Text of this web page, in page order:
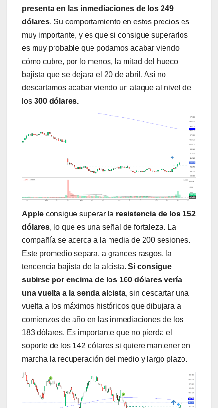
presenta en las inmediaciones de los 249
dólares. Su comportamiento en estos precios es
muy importante, y es que si consigue superarlos
es muy probable que podamos acabar viendo
cómo cubre, por lo menos, la mitad del hueco
bajista que se dejara el 20 de abril. Así no
descartamos acabar viendo un ataque al nivel de
los 300 dólares.
Apple consigue superar la resistencia de los 152
dólares, lo que es una señal de fortaleza. La
compañía se acerca a la media de 200 sesiones.
Este promedio separa, a grandes rasgos, la
tendencia bajista de la alcista. Si consigue
subirse por encima de los 160 dólares vería
una vuelta a la senda alcista, sin descartar una
vuelta a los máximos históricos que dibujara a
comienzos de año en las inmediaciones de los
183 dólares. Es importante que no pierda el
soporte de los 142 dólares si quiere mantener en
marcha la recuperación del medio y largo plazo.